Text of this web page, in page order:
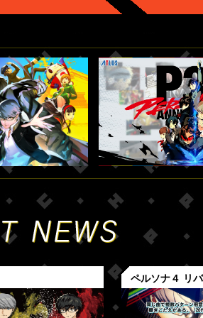
ペルソナ４ リ